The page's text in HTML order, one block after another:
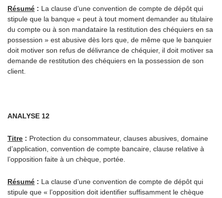
Résumé : La clause d’une convention de compte de dépôt qui
stipule que la banque « peut à tout moment demander au titulaire
du compte ou à son mandataire la restitution des chéquiers en sa
possession » est abusive dès lors que, de même que le banquier
doit motiver son refus de délivrance de chéquier, il doit motiver sa
demande de restitution des chéquiers en la possession de son
client.
ANALYSE 12
Titre : Protection du consommateur, clauses abusives, domaine
d’application, convention de compte bancaire, clause relative à
l’opposition faite à un chèque, portée.
Résumé : La clause d’une convention de compte de dépôt qui
stipule que « l’opposition doit identifier suffisamment le chèque